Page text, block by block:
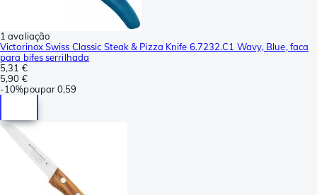
1 avaliação
Victorinox Swiss Classic Steak & Pizza Knife 6.7232.C1 Wavy, Blue, faca
para bifes serrilhada
5,31 €
5,90 €
-10%poupar0,59